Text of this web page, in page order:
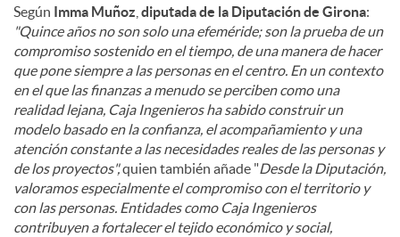
Según Imma Muñoz diputada de la Diputación de Girona:
"Quince años no son solo una efeméride; son la prueba de un
compromiso sostenido en el tiempo, de una manera de hacer
que pone siempre a las personas en el centro. En un contexto
en el que las finanzas a menudo se perciben como una
realidad lejana, Caja Ingenieros ha sabido construir un
modelo basado en la confianza, el acompañamiento y una
atención constante a las necesidades reales de las personas y
de los proyectos",quien también añade "Desde la Diputación,
valoramos especialmente el compromiso con el territorio y
con las personas. Entidades como Caja Ingenieros
contribuyen a fortalecer el tejido económico y social,